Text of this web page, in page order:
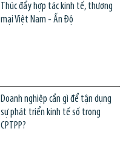
Thúc đẩy hợp tác kinh tế, thương
mại Việt Nam - Ấn Độ
Doanh nghiệp cần gì để tận dụng
sự phát triển kinh tế số trong
CPTPP?